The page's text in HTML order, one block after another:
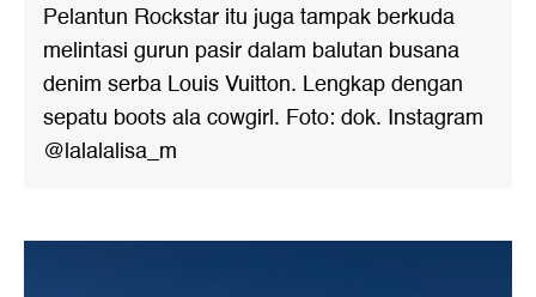
Pelantun Rockstar itu juga tampak berkuda
melintasi gurun pasir dalam balutan busana
denim serba Louis Vuitton. Lengkap dengan
sepatu boots ala cowgirl. Foto: dok. Instagram
@lalalalisa_m